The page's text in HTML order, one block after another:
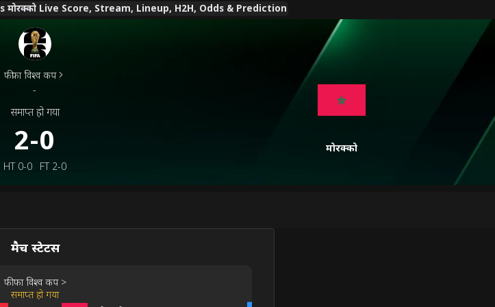
vs मोरक्को Live Score, Stream, Lineup, H2H, Odds & Prediction
फीफा विश्व कप
-
समाप्त हो गया
2-0
HT 0-0 FT 2-0
मोरक्को
मैच स्टेटस
फीफा विश्व कप>
समाप्त हो गया